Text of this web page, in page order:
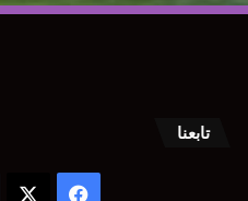
تابعنا
فيسبوك